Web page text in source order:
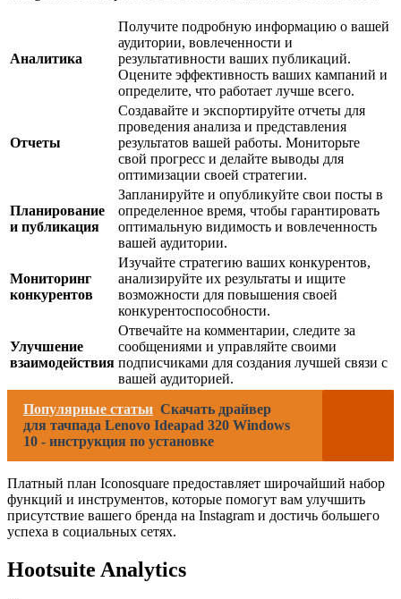
Аналитика
Получите подробную информацию о вашей
аудитории, вовлеченности и
результативности ваших публикаций.
Оцените эффективность ваших кампаний и
определите, что работает лучше всего.
Отчеты
Создавайте и экспортируйте отчеты для
проведения анализа и представления
результатов вашей работы. Мониторьте
свой прогресс и делайте выводы для
оптимизации своей стратегии.
Планирование
и публикация
Запланируйте и опубликуйте свои посты в
определенное время, чтобы гарантировать
оптимальную видимость и вовлеченность
вашей аудитории.
Мониторинг
конкурентов
Изучайте стратегию ваших конкурентов,
анализируйте их результаты и ищите
возможности для повышения своей
конкурентоспособности.
Улучшение
взаимодействия
Отвечайте на комментарии, следите за
сообщениями и управляйте своими
подписчиками для создания лучшей связи с
вашей аудиторией.
Популярные статьи Скачать драйвер
для тачпада Lenovo Ideapad 320 Windows
10 - инструкция по установке
Платный план Iconosquare предоставляет широчайший набор
функций и инструментов, которые помогут вам улучшить
присутствие вашего бренда на Instagram и достичь большего
успеха в социальных сетях.
Hootsuite Analytics